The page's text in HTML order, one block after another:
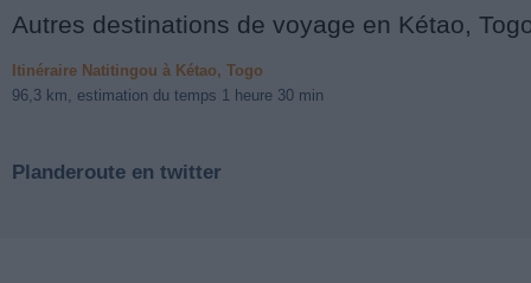
Autres destinations de voyage en Kétao,
Itinéraire Natitingou à Kétao, Togo
96,3 km, estimation du temps 1 heure 30 min
Planderoute en twitter